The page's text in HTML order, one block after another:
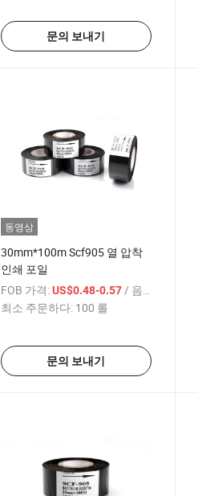
문의 보내기
동영상
30mm*100m Scf905 열 압착
인쇄 포일
FOB 가격: US$0.48-0.57 / 음량
최소 주문하다: 100 롤
문의 보내기